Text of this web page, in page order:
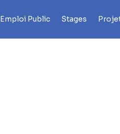
Emploi Public Stages